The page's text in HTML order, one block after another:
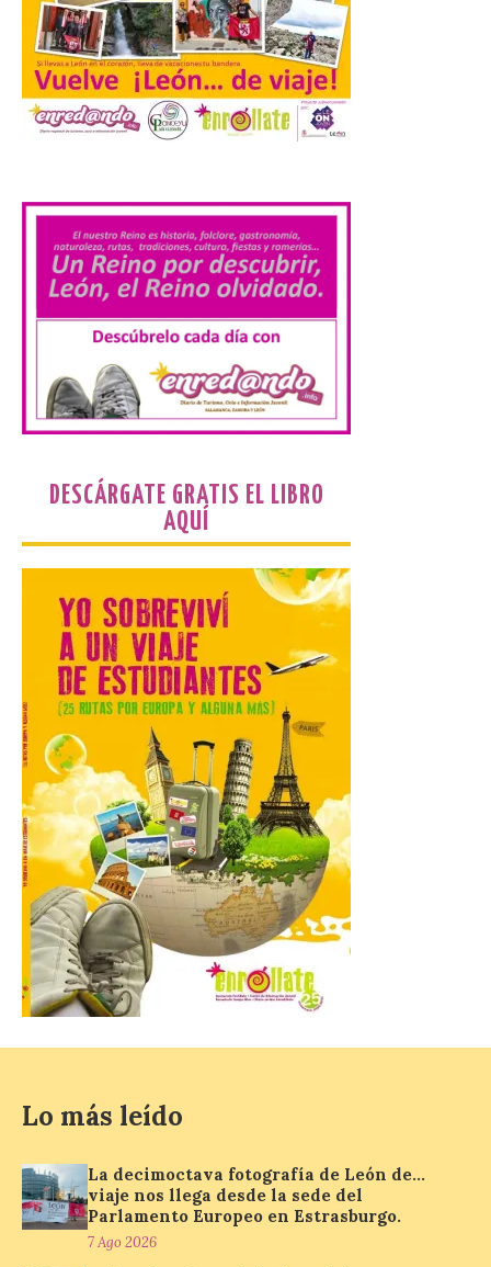
del 12 de agosto
7 Ago 2026
Durante los días 1 y 2 de
agosto, tanto el público
planetario que se instaló
en el polideportivo municipal, con pases
de mañana dedicados preferentemente al
público infantil y, el resto del […]
Más de 200.000 jóvenes
nacidos en 2008 ya han
solicitado el Bono Cultural
Joven 2026 en su primer
mes de vigencia
7 Ago 2026
Las personas que hayan
años en 2026 pueden
solicitar esta ayuda en la
web
https://bonoculturajoven.gob.es/ hasta el
31 de octubre. Desde este año, los 400
euros del Bono pueden utilizarse tanto
para consumir productos culturales como
[…]
El Gobierno de España
lanza un visor web para
localizar y disfrutar del
eclipse solar del 12 de
agosto con seguridad
7 Ago 2026
Se trata de un visor web
que permite conocer la
así localizar el lugar ideal
obstáculos. El visor es una herramienta a
la […]
Paradores renueva su
compromiso con La Vuelta
como patrocinador oficial
DESCÁRGATE GRATIS EL LIBRO
AQUÍ
Lo más leído
La decimoctava fotografía de León de…
viaje nos llega desde la sede del
Parlamento Europeo en Estrasburgo.
7 Ago 2026